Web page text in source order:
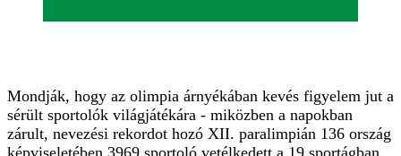
Mondják, hogy az olimpia árnyékában kevés figyelem jut a
sérült sportolók világjátékára - miközben a napokban
zárult, nevezési rekordot hozó XII. paralimpián 136 ország
képviseletében 3969 sportoló vetélkedett a 19 sportágban.